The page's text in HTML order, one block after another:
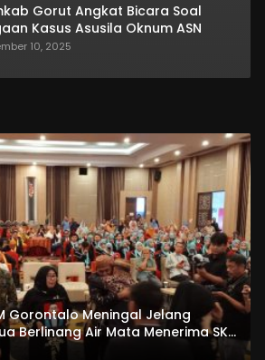
Gorut Angkat Bicara Soal
Kasus Asusila Oknum ASN
10, 2025
Gorontalo Meningal Jelang
Berlinang Air Mata Menerima SKL
Salempang